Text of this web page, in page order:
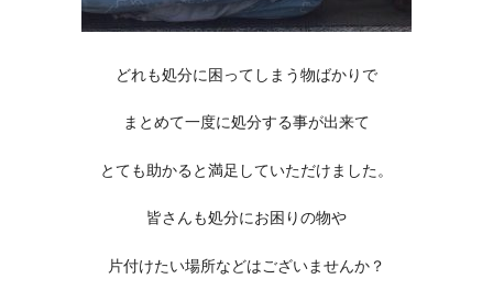
どれも処分に困ってしまう物ばかりで
まとめて一度に処分する事が出来て
とても助かると満足していただけました。
皆さんも処分にお困りの物や
片付けたい場所などはございませんか？